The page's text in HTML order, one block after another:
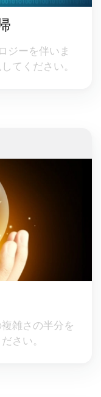
ジーを伴いま
てください。
雑さの半分を
さい。